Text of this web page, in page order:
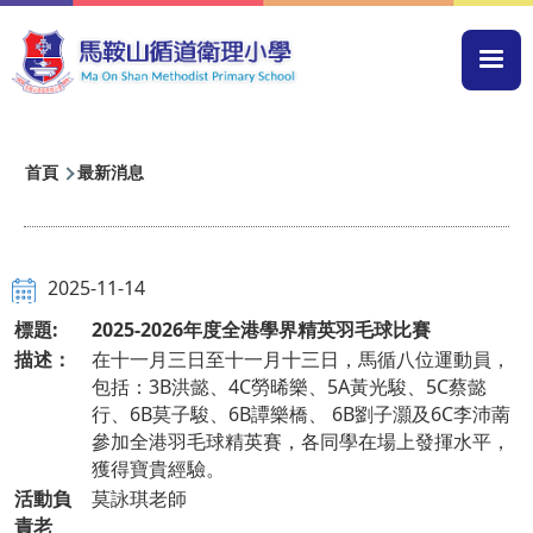
移至主內容
導
連
結
首頁 最新消息
2025-11-14
標題:
2025-2026年度全港學界精英羽毛球比賽
描述：
在十一月三日至十一月十三日，馬循八位運動員，
包括：3B洪懿、4C勞晞樂、5A黃光駿、5C蔡懿
行、6B莫子駿、6B譚樂橋、 6B劉子灝及6C李沛萳
參加全港羽毛球精英賽，各同學在場上發揮水平，
獲得寶貴經驗。
活動負
責老
莫詠琪老師